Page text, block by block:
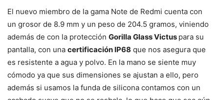
El nuevo miembro de la gama Note de Redmi cuenta con
un grosor de 8.9 mm y un peso de 204.5 gramos, viniendo
además de con la protección Gorilla Glass Victus para su
pantalla, con una certificación IP68 que nos asegura que
es resistente a agua y polvo. En la mano se siente muy
cómodo ya que sus dimensiones se ajustan a ello, pero
además si usamos la funda de silicona contamos con un